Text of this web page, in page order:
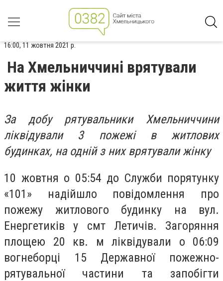
16:00, 11 жовтня 2021 р.
На Хмельниччині врятували
життя жінки
За добу рятувальники Хмельниччини
ліквідували 3 пожежі в житлових
будинках, на одній з них врятували жінку
10 жовтня о 05:54 до Служби порятунку
«101» надійшло повідомлення про
пожежу житлового будинку на вул.
Енергетиків у смт Летичів. Загоряння
площею 20 кв. м ліквідували о 06:09
вогнеборці 15 Державної пожежно-
рятувальної частини та запобігти